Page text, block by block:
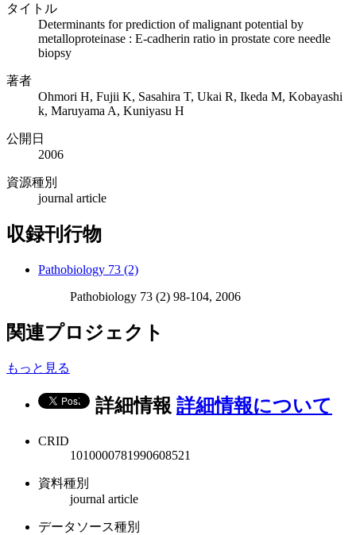
タイトル
Determinants for prediction of malignant potential by
metalloproteinase : E-cadherin ratio in prostate core needle
biopsy
著者
Ohmori H, Fujii K, Sasahira T, Ukai R, Ikeda M, Kobayashi
k, Maruyama A, Kuniyasu H
公開日
2006
資源種別
journal article
収録刊行物
Pathobiology 73 (2)
Pathobiology 73 (2) 98-104, 2006
関連プロジェクト
もっと見る
詳細情報 詳細情報について
CRID
1010000781990608521
資料種別
journal article
データソース種別